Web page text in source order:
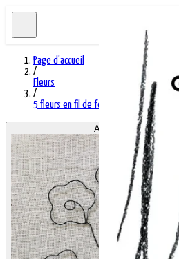
Page d'accueil
/
Fleurs
/
5 fleurs en fil de fer pop 2D - coquelicots
Afficher l'image 1